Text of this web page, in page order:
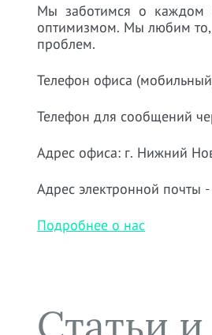
Мы заботимся о каждом
оптимизмом. Мы любим то,
проблем.
Телефон офиса
Телефон для сообщений
Адрес офиса: г. Нижний
Адрес электронной почты -
Подробнее о нас